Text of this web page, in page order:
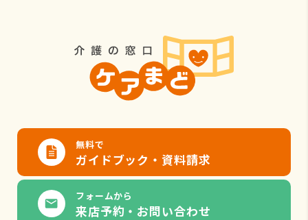
無料で
ガイドブック・資料請求
フォームから
来店予約・お問い合わせ